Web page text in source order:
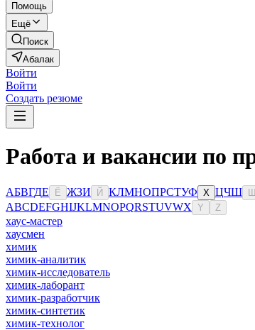
Помощь
Ещё
Поиск
Абалак
Войти
Войти
Создать резюме
Работа и вакансии по
АБВГДЕ Ё ЖЗИ Й КЛМНОПРСТУФ Х ЦЧШ
ABCDEFGHIJKLMNOPQRSTUVWX Y Z
хаус-мастер
хаусмен
химик
химик-аналитик
химик-исследователь
химик-лаборант
химик-разработчик
химик-синтетик
химик-технолог